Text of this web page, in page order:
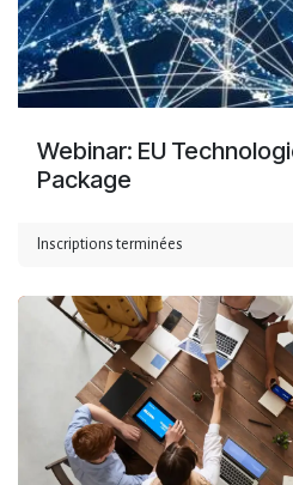
Webinar: EU
Package
Inscriptions terminées